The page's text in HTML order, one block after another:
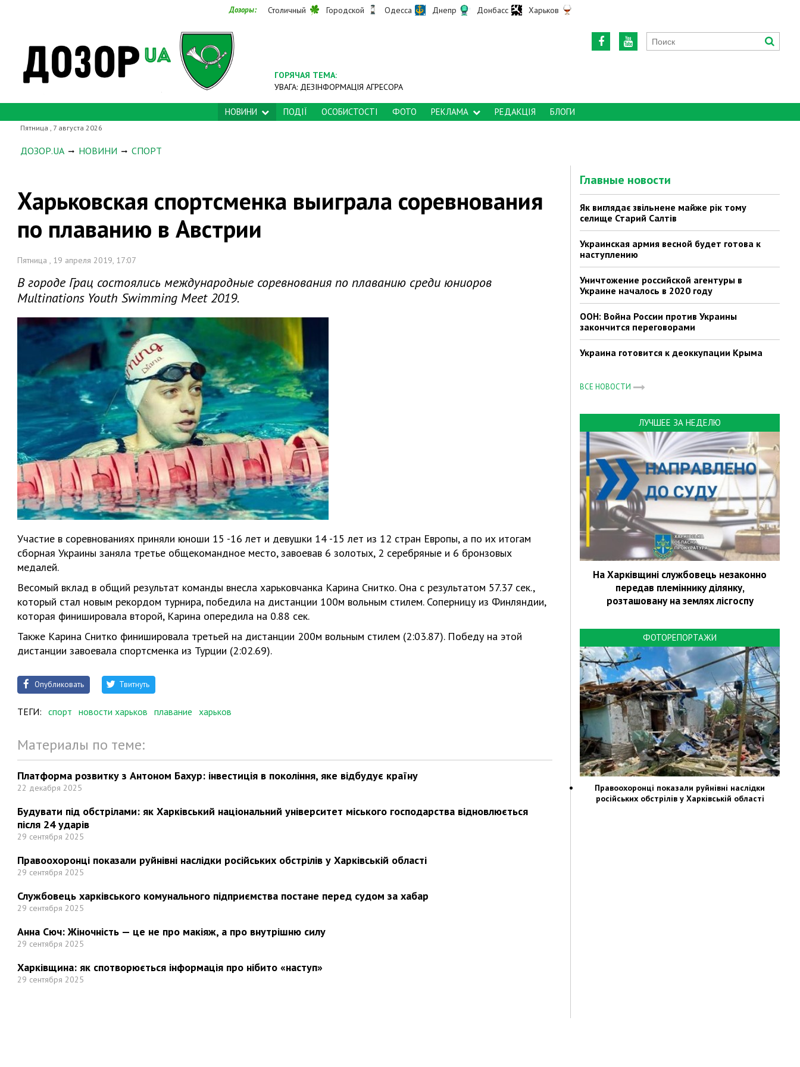
Дозоры: Столичный Городской Одесса Днепр Донбасс Харьков
ГОРЯЧАЯ ТЕМА:
УВАГА: ДЕЗІНФОРМАЦІЯ АГРЕСОРА
НОВИНИ ПОДІЇ ОСОБИСТОСТІ ФОТО РЕКЛАМА РЕДАКЦІЯ БЛОГИ
Пятница , 7 августа 2026
ДОЗОР.UA НОВИНИ СПОРТ
Харьковская спортсменка выиграла соревнования
по плаванию в Австрии
Пятница , 19 апреля 2019, 17:07
В городе Грац состоялись международные соревнования по плаванию среди юниоров
Multinations Youth Swimming Meet 2019.
Участие в соревнованиях приняли юноши 15 -16 лет и девушки 14 -15 лет из 12 стран Европы, а по их итогам
сборная Украины заняла третье общекомандное место, завоевав 6 золотых, 2 серебряные и 6 бронзовых
медалей.
Весомый вклад в общий результат команды внесла харьковчанка Карина Снитко. Она с результатом 57.37 сек.,
который стал новым рекордом турнира, победила на дистанции 100м вольным стилем. Соперницу из Финляндии,
которая финишировала второй, Карина опередила на 0.88 сек.
Также Карина Снитко финишировала третьей на дистанции 200м вольным стилем (2:03.87). Победу на этой
дистанции завоевала спортсменка из Турции (2:02.69).
Опубликовать Твитнуть
ТЕГИ: спорт новости харьков плавание харьков
Материалы по теме:
Платформа розвитку з Антоном Бахур: інвестиція в покоління, яке відбудує країну
22 декабря 2025
Будувати під обстрілами: як Харківський національний університет міського господарства відновлюється
після 24 ударів
29 сентября 2025
Правоохоронці показали руйнівні наслідки російських обстрілів у Харківській області
29 сентября 2025
Службовець харківського комунального підприємства постане перед судом за хабар
29 сентября 2025
Анна Сюч: Жіночність — це не про макіяж, а про внутрішню силу
29 сентября 2025
Харківщина: як спотворюється інформація про нібито «наступ»
29 сентября 2025
Главные новости
Як виглядає звільнене майже рік тому
селище Старий Салтів
Украинская армия весной будет готова к
наступлению
Уничтожение российской агентуры в
Украине началось в 2020 году
ООН: Война России против Украины
закончится переговорами
Украина готовится к деоккупации Крыма
ВСЕ НОВОСТИ
ЛУЧШЕЕ ЗА НЕДЕЛЮ
На Харківщині службовець незаконно
передав племіннику ділянку,
розташовану на землях лісгоспу
ФОТОРЕПОРТАЖИ
Правоохоронці показали руйнівні наслідки
російських обстрілів у Харківській області